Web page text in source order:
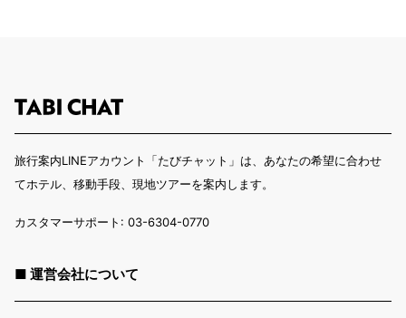
旅行案内LINEアカウント「たびチャット」は、あなたの希望に合わせ
てホテル、移動手段、現地ツアーを案内します。
カスタマーサポート: 03-6304-0770
■ 運営会社について